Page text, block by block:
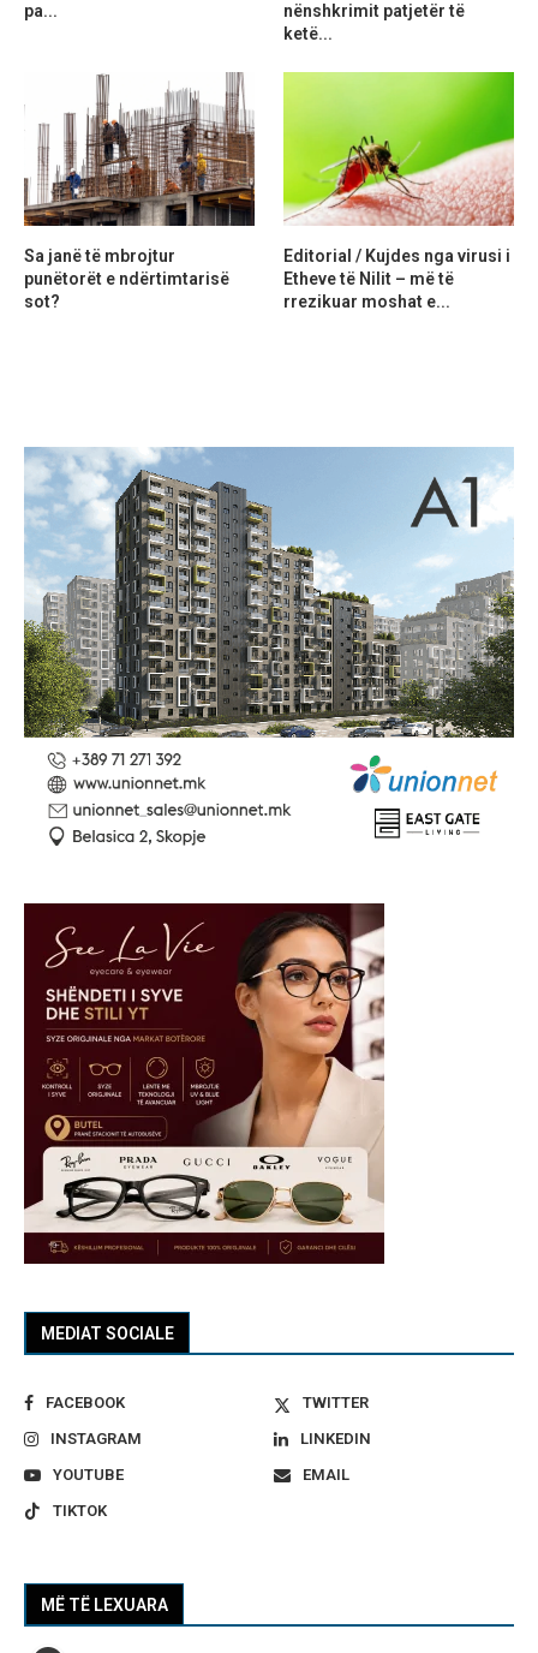
MEDIAT SOCIALE
FACEBOOK
TWITTER
INSTAGRAM
LINKEDIN
YOUTUBE
EMAIL
TIKTOK
MË TË LEXUARA
pa...
nënshkrimit patjetër të
ketë...
Sa janë të mbrojtur
punëtorët e ndërtimtarisë
sot?
Editorial / Kujdes nga virusi i
Etheve të Nilit – më të
rrezikuar moshat e...